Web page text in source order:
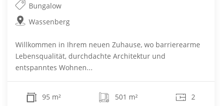
Bungalow
Wassenberg
Willkommen in Ihrem neuen Zuhause, wo barrierearme
Lebensqualität, durchdachte Architektur und
entspanntes Wohnen...
95 m² 501 m² 2